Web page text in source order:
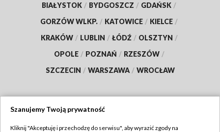
BIAŁYSTOK / BYDGOSZCZ / GDAŃSK /
GORZÓW WLKP. / KATOWICE / KIELCE /
KRAKÓW / LUBLIN / ŁÓDŹ / OLSZTYN /
OPOLE / POZNAŃ / RZESZÓW /
SZCZECIN / WARSZAWA / WROCŁAW
Szanujemy Twoją prywatność
Kliknij "Akceptuję i przechodzę do serwisu", aby wyrazić zgody na